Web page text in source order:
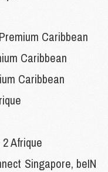
Caribbean
Caribbean
Caribbean
Afrique
Singapore, beIN